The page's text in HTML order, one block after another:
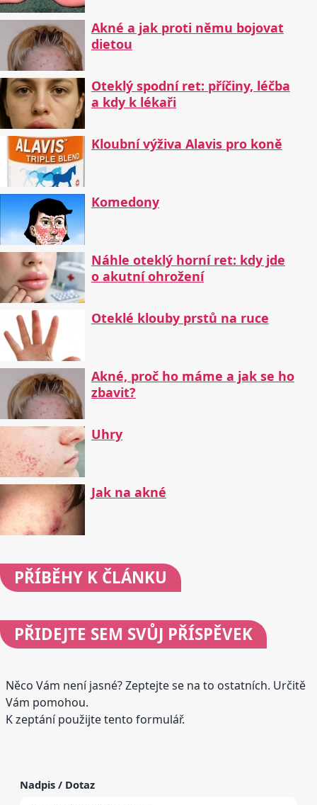
Akné a jak proti němu bojovat
dietou
Oteklý spodní ret: příčiny, léčba
a kdy k lékaři
Kloubní výživa Alavis pro koně
Komedony
Náhle oteklý horní ret: kdy jde
o akutní ohrožení
Oteklé klouby prstů na ruce
Akné, proč ho máme a jak se ho
zbavit?
Uhry
Jak na akné
PŘÍBĚHY K ČLÁNKU
PŘIDEJTE SEM SVŮJ PŘÍSPĚVEK
Něco Vám není jasné? Zeptejte se na to ostatních. Určitě
Vám pomohou.
K zeptání použijte tento formulář.
Nadpis / Dotaz